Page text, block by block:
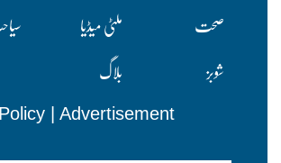
صحت
ملٹی میڈیا
شوبز
بلاگ
Advertisement